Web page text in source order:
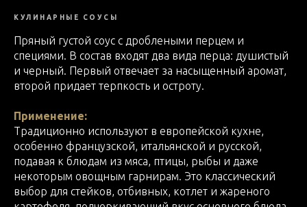
КУЛИНАРНЫЕ СОУСЫ
Пряный густой соус с дроблеными перцем и
специями. В состав входят два вида перца: душистый
и черный. Первый отвечает за насыщенный аромат,
второй придает терпкость и остроту.
Применение:
Традиционно используют в европейской кухне,
особенно французской, итальянской и русской,
подавая к блюдам из мяса, птицы, рыбы и даже
некоторым овощным гарнирам. Это классический
выбор для стейков, отбивных, котлет и жареного